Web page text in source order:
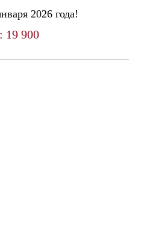
2026 года!
19 900